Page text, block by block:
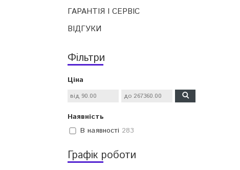
ГАРАНТІЯ І СЕРВІС
ВІДГУКИ
Фільтри
Ціна
Наявність
В наявності 283
Графік роботи